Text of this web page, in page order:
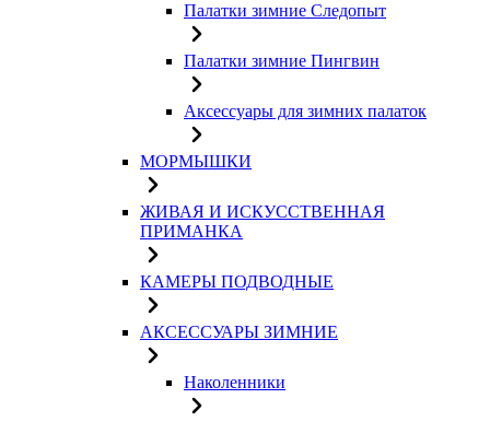
Палатки зимние Следопыт
Палатки зимние Пингвин
Аксессуары для зимних палаток
МОРМЫШКИ
ЖИВАЯ И ИСКУССТВЕННАЯ
ПРИМАНКА
КАМЕРЫ ПОДВОДНЫЕ
АКСЕССУАРЫ ЗИМНИЕ
Наколенники